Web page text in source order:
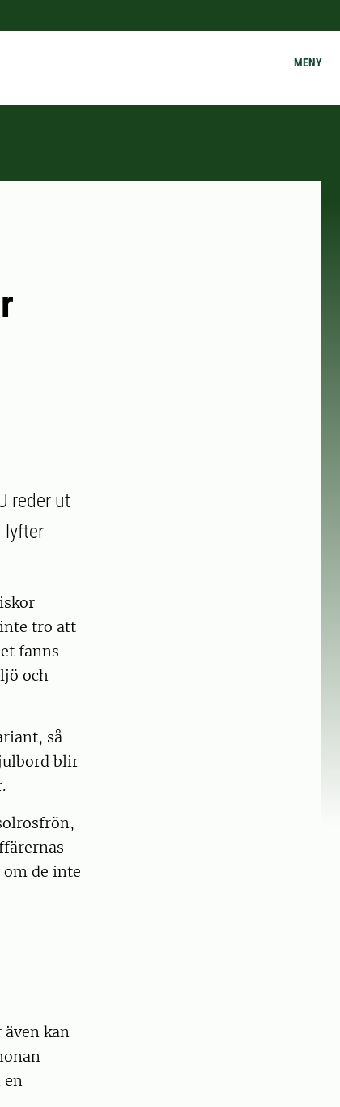
MENY
reder ut
lyfter
tro att
fanns
och
så
blir
de inte
kan
en